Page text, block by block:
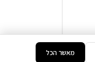
מאשר הכל